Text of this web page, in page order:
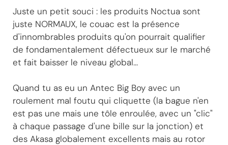
Juste un petit souci : les produits Noctua sont
juste NORMAUX, le couac est la présence
d'innombrables produits qu'on pourrait qualifier
de fondamentalement défectueux sur le marché
et fait baisser le niveau global...
Quand tu as eu un Antec Big Boy avec un
roulement mal foutu qui cliquette (la bague n'en
est pas une mais une tôle enroulée, avec un "clic"
à chaque passage d'une bille sur la jonction) et
des Akasa globalement excellents mais au rotor